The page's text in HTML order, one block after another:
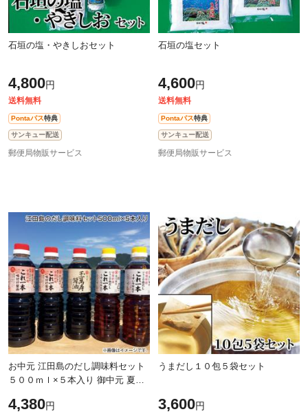
石垣の塩・やきしおセット
4,800円
送料無料
Pontaパス特典
サンキュー配送
郵便局物販サービス
石垣の塩セット
4,600円
送料無料
Pontaパス特典
サンキュー配送
郵便局物販サービス
お中元 江田島のだし調味料セット
５００ｍｌ×５本入り 御中元 夏ギ
込み
4,380円
うまだし１０包５袋セット
3,600円